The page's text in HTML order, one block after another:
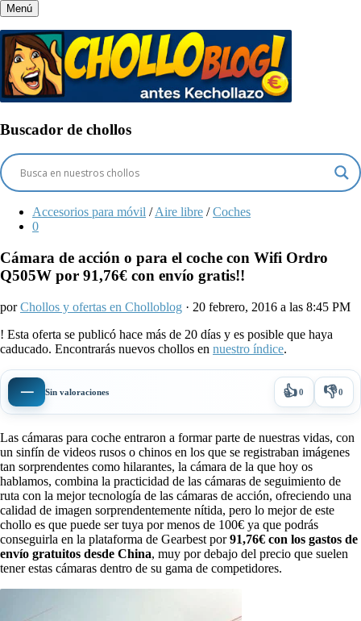
Menú
Buscador de chollos
Accesorios para móvil /Aire libre / Coches
0
Cámara de acción o para el coche con Wifi Ordro
Q505W por 91,76€ con envío gratis!!
porChollos y ofertas en Cholloblog · 20 febrero, 2016 a las 8:45 PM
! Esta oferta se publicó hace más de 20 días y es posible que haya
caducado. Encontrarás nuevos chollos en nuestro índice.
— Sin valoraciones 👍0 👎0
Las cámaras para coche entraron a formar parte de nuestras vidas, con
un sinfín de videos rusos o chinos en los que se registraban imágenes
tan sorprendentes como hilarantes, la cámara de la que hoy os
hablamos, combina la practicidad de las cámaras de seguimiento de
ruta con la mejor tecnología de las cámaras de acción, ofreciendo una
calidad de imagen sorprendentemente nítida, pero lo mejor de este
chollo es que puede ser tuya por menos de 100€ ya que podrás
conseguirla en la plataforma de Gearbest por91,76€ con los gastos de
envío gratuitos desde China, muy por debajo del precio que suelen
tener estas cámaras dentro de su gama de competidores.